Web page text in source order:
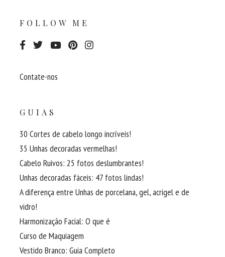
FOLLOW ME
Contate-nos
GUIAS
30 Cortes de cabelo longo incríveis!
35 Unhas decoradas vermelhas!
Cabelo Ruivos: 25 fotos deslumbrantes!
Unhas decoradas fáceis: 47 fotos lindas!
A diferença entre Unhas de porcelana, gel, acrigel e de
vidro!
Harmonização Facial: O que é
Curso de Maquiagem
Vestido Branco: Guia Completo